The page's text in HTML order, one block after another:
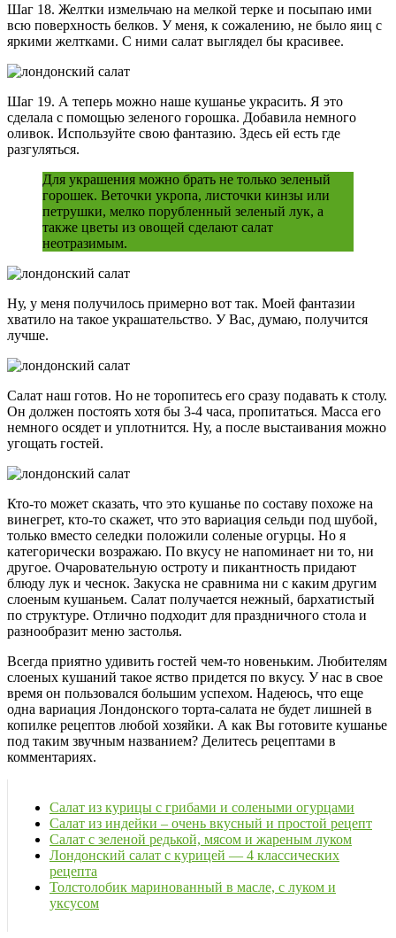
Шаг 18. Желтки измельчаю на мелкой терке и посыпаю ими
всю поверхность белков. У меня, к сожалению, не было яиц с
яркими желтками. С ними салат выглядел бы красивее.
Шаг 19. А теперь можно наше кушанье украсить. Я это
сделала с помощью зеленого горошка. Добавила немного
оливок. Используйте свою фантазию. Здесь ей есть где
разгуляться.
Для украшения можно брать не только зеленый
горошек. Веточки укропа, листочки кинзы или
петрушки, мелко порубленный зеленый лук, а
также цветы из овощей сделают салат
неотразимым.
Ну, у меня получилось примерно вот так. Моей фантазии
хватило на такое украшательство. У Вас, думаю, получится
лучше.
Салат наш готов. Но не торопитесь его сразу подавать к столу.
Он должен постоять хотя бы 3-4 часа, пропитаться. Масса его
немного осядет и уплотнится. Ну, а после выстаивания можно
угощать гостей.
Кто-то может сказать, что это кушанье по составу похоже на
винегрет, кто-то скажет, что это вариация сельди под шубой,
только вместо селедки положили соленые огурцы. Но я
категорически возражаю. По вкусу не напоминает ни то, ни
другое. Очаровательную остроту и пикантность придают
блюду лук и чеснок. Закуска не сравнима ни с каким другим
слоеным кушаньем. Салат получается нежный, бархатистый
по структуре. Отлично подходит для праздничного стола и
разнообразит меню застолья.
Всегда приятно удивить гостей чем-то новеньким. Любителям
слоеных кушаний такое яство придется по вкусу. У нас в свое
время он пользовался большим успехом. Надеюсь, что еще
одна вариация Лондонского торта-салата не будет лишней в
копилке рецептов любой хозяйки. А как Вы готовите кушанье
под таким звучным названием? Делитесь рецептами в
комментариях.
Салат из курицы с грибами и солеными огурцами
Салат из индейки – очень вкусный и простой рецепт
Салат с зеленой редькой, мясом и жареным луком
Лондонский салат с курицей — 4 классических
рецепта
Толстолобик маринованный в масле, с луком и
уксусом